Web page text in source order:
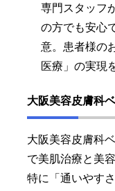
専門スタッフ
の方でも安心
意。患者様の
医療」の実現
大阪美容皮膚科
大阪美容皮膚科
で美肌治療と美
特に「通いやす